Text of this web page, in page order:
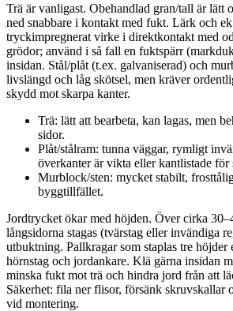
Trä är vanligast. Obehandlad gran/tall är lätt
ned snabbare i kontakt med fukt. Lärk och
tryckimpregnerat virke i direktkontakt med
grödor; använd i så fall en fuktspärr
insidan. Stål/plåt (t.ex. galvaniserad) och
livslängd och låg skötsel, men kräver
skydd mot skarpa kanter.
Trä: lätt att bearbeta, kan lagas, men
sidor.
Plåt/stålram: tunna väggar, rymligt
överkanter är vikta eller kantlistade för
Murblock/sten: mycket stabilt,
byggtillfället.
Jordtrycket ökar med höjden. Över cirka
långsidorna stagas (tvärstag eller invändiga
utbuktning. Pallkragar som staplas tre höjder
hörnstag och jordankare. Klä gärna insidan
minska fukt mot trä och hindra jord från att
Säkerhet: fila ner flisor, försänk skruvskallar
vid montering.